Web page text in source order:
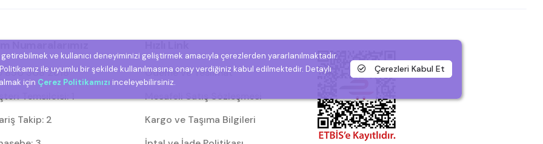
850 308 2818
Temsilcisi: 1
Takip: 2
Ödeme ve Teslimat
Mesafeli Satış Sözleşmesi
Kargo ve Taşıma Bilgileri
getirebilmek ve kullanıcı deneyiminizi geliştirmek amacıyla çerezlerden yararlanılmaktadır.
ile uyumlu bir şekilde kullanılmasına onay verdiğiniz kabul edilmektedir. Detaylı
için Çerez Politikamızı inceleyebilirsiniz.
Çerezleri Kabul Et